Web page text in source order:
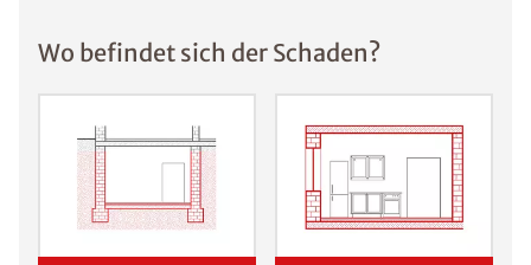
Wo befindet sich der Schaden?